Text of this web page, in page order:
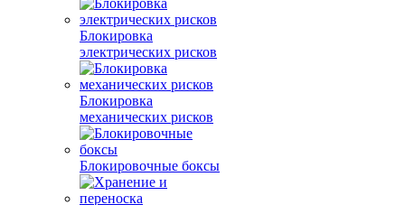
Блокировка
электрических рисков
Блокировка
механических рисков
Блокировочные боксы